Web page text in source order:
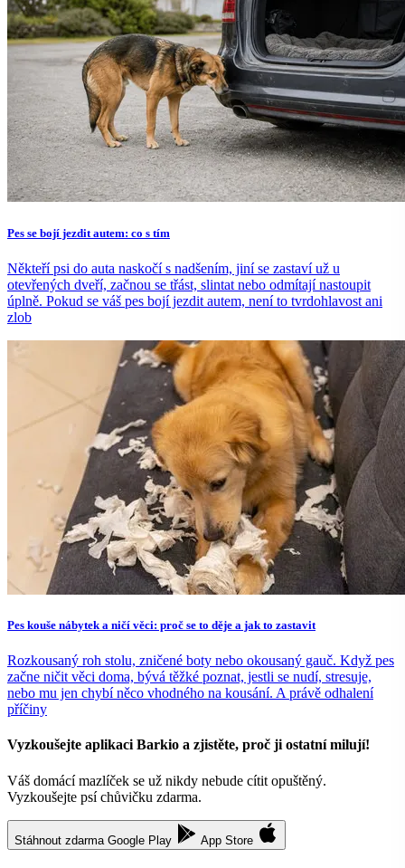
Pes se bojí jezdit autem: co s tím
Někteří psi do auta naskočí s nadšením, jiní se zastaví už u
otevřených dveří, začnou se třást, slintat nebo odmítají nastoupit
úplně. Pokud se váš pes bojí jezdit autem, není to tvrdohlavost ani
zlob
Pes kouše nábytek a ničí věci: proč se to děje a jak to zastavit
Rozkousaný roh stolu, zničené boty nebo okousaný gauč. Když pes
začne ničit věci doma, bývá těžké poznat, jestli se nudí, stresuje,
nebo mu jen chybí něco vhodného na kousání. A právě odhalení
příčiny
Vyzkoušejte aplikaci Barkio a zjistěte, proč ji ostatní milují!
Váš domácí mazlíček se už nikdy nebude cítit opuštěný.
Vyzkoušejte psí chůvičku zdarma.
Stáhnout zdarma Google Play App Store